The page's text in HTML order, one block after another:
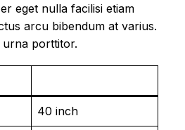
eget nulla facilisi etiam
arcu bibendum at varius.
urna porttitor.
40 inch